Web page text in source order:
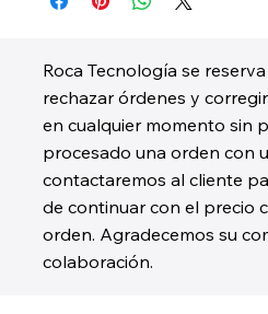
Roca Tecnología se
rechazar órdenes y
en cualquier momento sin
procesado una orden con
contactaremos al cliente
de continuar con el precio
orden. Agradecemos su
colaboración.